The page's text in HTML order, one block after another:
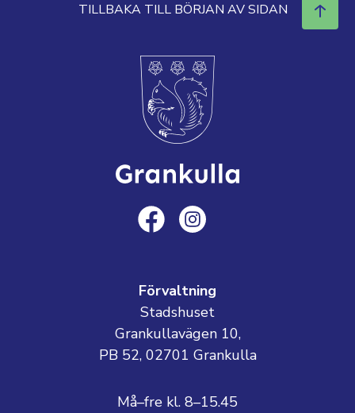
TILLBAKA TILL BÖRJAN AV SIDAN
Förvaltning
Stadshuset
Grankullavägen 10,
PB 52, 02701 Grankulla
Må–fre kl. 8–15.45